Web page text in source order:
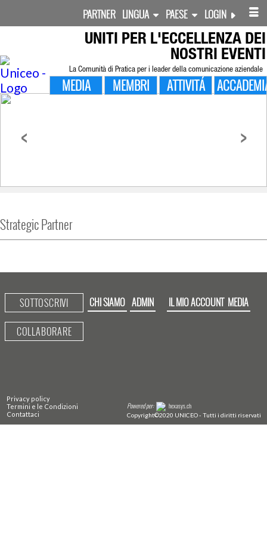
PARTNER LINGUA PAESE LOGIN
UNITI PER L'ECCELLENZA DEI
NOSTRI EVENTI
La Comunità di Pratica per i leader della comunicazione aziendale
MEDIA MEMBRI ATTIVITÁ
< >
Strategic Partner
SOTTOSCRIVI
COLLABORARE
CHI SIAMO ADMIN IL MIO ACCOUNT MEDIA
Privacy policy
Termini e le Condizioni
Contattaci
Powered per: hexasys.ch
Copyright©2020 UNICEO - Tutti i diritti riservati